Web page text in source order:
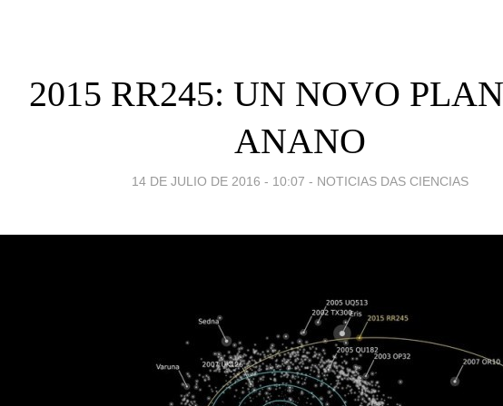
2015 RR245: UN NOVO
ANANO
14 DE JULIO DE 2016 - 10:07 - NOTICIAS DAS CIENCIAS